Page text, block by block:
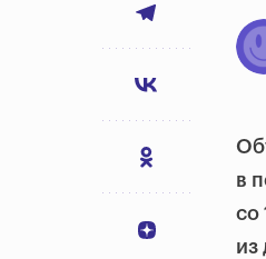
в
со
из